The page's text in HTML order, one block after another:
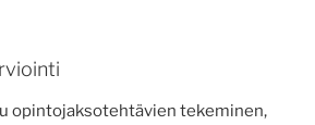
opintojaksotehtävien tekeminen,